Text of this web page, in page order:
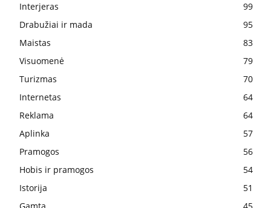
Interjeras
99
Drabužiai ir mada
95
Maistas
83
Visuomenė
79
Turizmas
70
Internetas
64
Reklama
64
Aplinka
57
Pramogos
56
Hobis ir pramogos
54
Istorija
51